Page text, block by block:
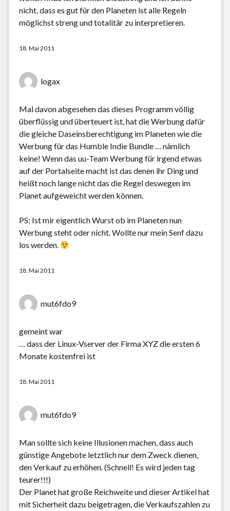
nicht, dass es gut für den Planeten ist alle Regeln
möglichst streng und totalitär zu interpretieren.
18. Mai 2011
logax
Mal davon abgesehen das dieses Programm völlig
überflüssig und überteuert ist, hat die Werbung dafür
die gleiche Daseinsberechtigung im Planeten wie die
Werbung für das Humble Indie Bundle … nämlich
keine! Wenn das uu-Team Werbung für irgend etwas
auf der Portalseite macht ist das denen ihr Ding und
heißt noch lange nicht das die Regel deswegen im
Planet aufgeweicht werden können.
PS: Ist mir eigentlich Wurst ob im Planeten nun
Werbung steht oder nicht. Wollte nur mein Senf dazu
los werden.
18. Mai 2011
mut6fdo9
gemeint war
… dass der Linux-Vserver der Firma XYZ die ersten 6
Monate kostenfrei ist
18. Mai 2011
mut6fdo9
Man sollte sich keine Illusionen machen, dass auch
günstige Angebote letztlich nur dem Zweck dienen,
den Verkauf zu erhöhen. (Schnell! Es wird jeden tag
teurer!!!)
Der Planet hat große Reichweite und dieser Artikel hat
mit Sicherheit dazu beigetragen, die Verkaufszahlen zu